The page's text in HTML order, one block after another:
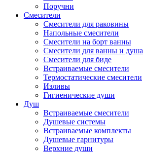
Поручни
Смесители
Смесители для раковины
Напольные смесители
Смесители на борт ванны
Смесители для ванны и душа
Смесители для биде
Встраиваемые смесители
Термостатические смесители
Изливы
Гигиенические души
Душ
Встраиваемые смесители
Душевые системы
Встраиваемые комплекты
Душевые гарнитуры
Верхние души